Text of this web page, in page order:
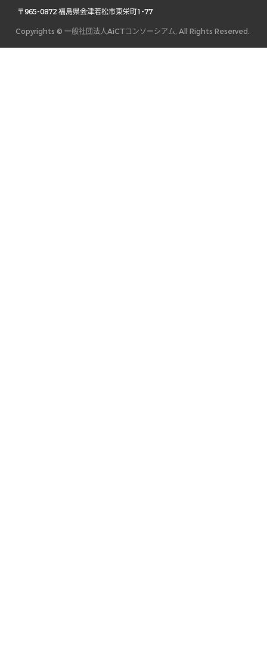
〒965-0872 福島県会津若松市東栄町1-77
Copyrights © 一般社団法人AiCTコンソーシアム, All Rights Reserved.